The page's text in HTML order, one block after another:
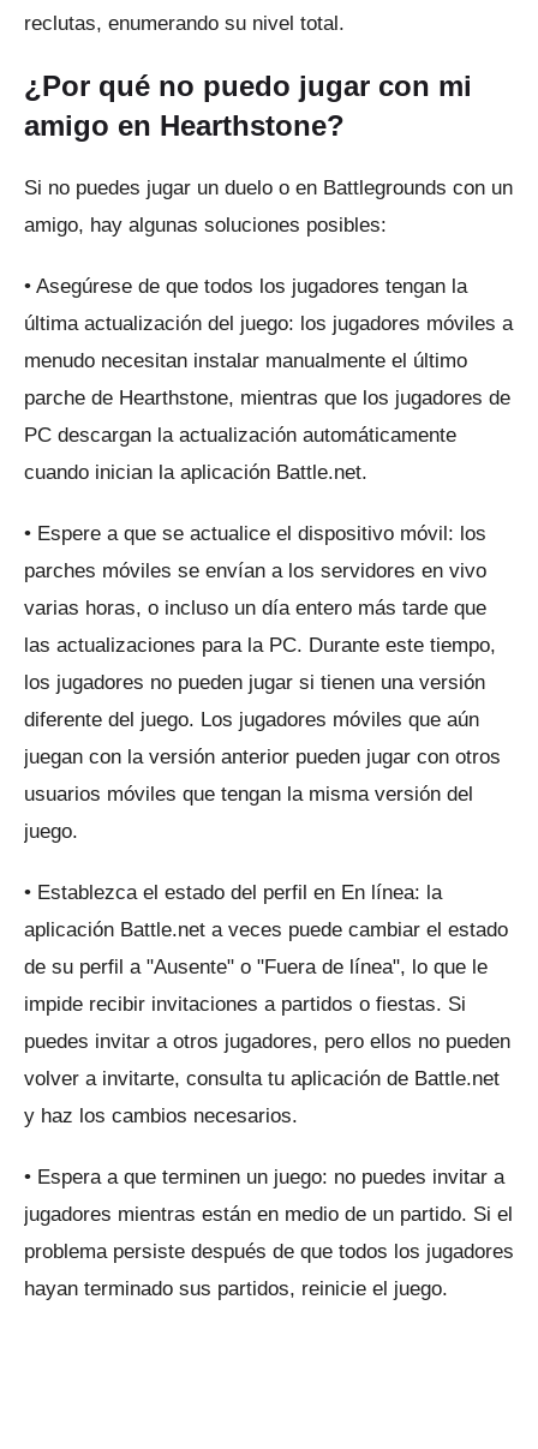
reclutas, enumerando su nivel total.
¿Por qué no puedo jugar con mi
amigo en Hearthstone?
Si no puedes jugar un duelo o en Battlegrounds con un
amigo, hay algunas soluciones posibles:
• Asegúrese de que todos los jugadores tengan la
última actualización del juego: los jugadores móviles a
menudo necesitan instalar manualmente el último
parche de Hearthstone, mientras que los jugadores de
PC descargan la actualización automáticamente
cuando inician la aplicación Battle.net.
• Espere a que se actualice el dispositivo móvil: los
parches móviles se envían a los servidores en vivo
varias horas, o incluso un día entero más tarde que
las actualizaciones para la PC. Durante este tiempo,
los jugadores no pueden jugar si tienen una versión
diferente del juego. Los jugadores móviles que aún
juegan con la versión anterior pueden jugar con otros
usuarios móviles que tengan la misma versión del
juego.
• Establezca el estado del perfil en En línea: la
aplicación Battle.net a veces puede cambiar el estado
de su perfil a "Ausente" o "Fuera de línea", lo que le
impide recibir invitaciones a partidos o fiestas. Si
puedes invitar a otros jugadores, pero ellos no pueden
volver a invitarte, consulta tu aplicación de Battle.net
y haz los cambios necesarios.
• Espera a que terminen un juego: no puedes invitar a
jugadores mientras están en medio de un partido. Si el
problema persiste después de que todos los jugadores
hayan terminado sus partidos, reinicie el juego.